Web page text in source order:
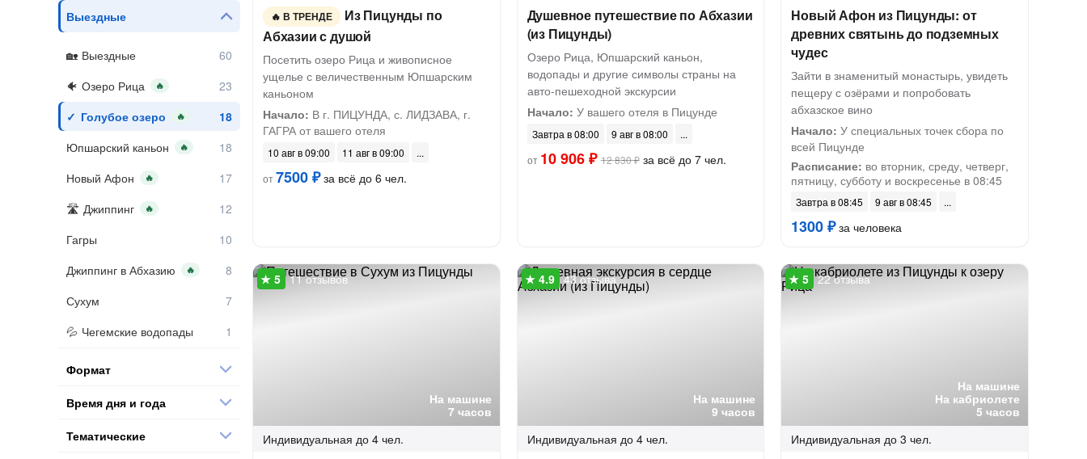
В ТРЕНДЕ
Из Пицунды по
Абхазии с душой
Посетить озеро Рица и живописное
ущелье с величественным Юпшарским
каньоном
Начало: В г. ПИЦУНДА, с. ЛИДЗАВА, г.
ГАГРА от вашего отеля
10 авг в 09:00
11 авг в 09:00
от7500 ₽за всё до 6 чел.
Душевное путешествие по Абхазии
(из Пицунды)
Озеро Рица, Юпшарский каньон,
водопады и другие символы страны на
авто-пешеходной экскурсии
Начало: У вашего отеля в Пицунде
Завтра в 08:00
9 авг в 08:00
от 10 906 ₽ 12 830 ₽за всё до 7 чел.
Новый Афон из Пицунды: от
древних святынь до подземных
чудес
Зайти в знаменитый монастырь, увидеть
пещеру с озёрами и попробовать
абхазское вино
Начало: У специальных точек сбора по
всей Пицунде
Расписание: во вторник, среду, четверг,
пятницу, субботу и воскресенье в 08:45
Завтра в 08:45 9 авг в 08:45
1300 ₽за человека
На машине
7 часов
11 отзывов
Индивидуальная до 4 чел.
На машине
9 часов
43 отзыва
Индивидуальная до 4 чел.
На машине
На кабриолете
5 часов
22 отзыва
Индивидуальная до 3 чел.
Выездные
Выездные
Озеро Рица
🔥
Голубое озеро 🔥
Юпшарский каньон 🔥
Новый Афон 🔥
Джиппинг 🔥
Гагры
Джиппинг в Абхазию
🔥
Сухум
Чегемские водопады
Формат
Время дня и года
Тематические